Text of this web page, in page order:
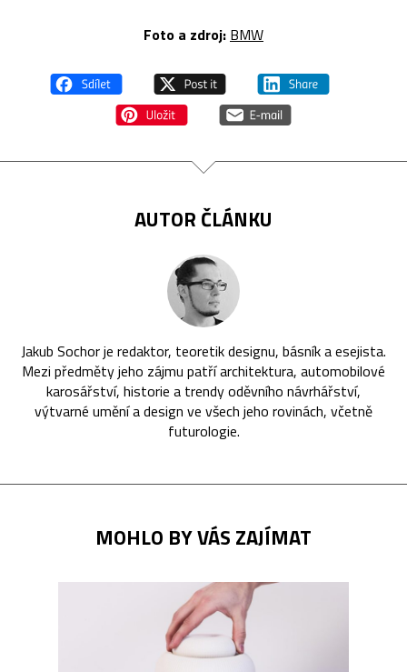
Foto a zdroj: BMW
AUTOR ČLÁNKU
Jakub Sochor je redaktor, teoretik designu, básník a esejista.
Mezi předměty jeho zájmu patří architektura, automobilové
karosářství, historie a trendy oděvního návrhářství,
výtvarné umění a design ve všech jeho rovinách, včetně
futurologie.
MOHLO BY VÁS ZAJÍMAT